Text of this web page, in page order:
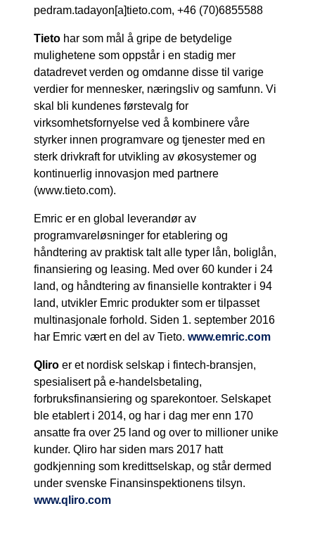
pedram.tadayon[a]tieto.com, +46 (70)6855588
Tieto har som mål å gripe de betydelige
mulighetene som oppstår i en stadig mer
datadrevet verden og omdanne disse til varige
verdier for mennesker, næringsliv og samfunn. Vi
skal bli kundenes førstevalg for
virksomhetsfornyelse ved å kombinere våre
styrker innen programvare og tjenester med en
sterk drivkraft for utvikling av økosystemer og
kontinuerlig innovasjon med partnere
(www.tieto.com).
Emric er en global leverandør av
programvareløsninger for etablering og
håndtering av praktisk talt alle typer lån, boliglån,
finansiering og leasing. Med over 60 kunder i 24
land, og håndtering av finansielle kontrakter i 94
land, utvikler Emric produkter som er tilpasset
multinasjonale forhold. Siden 1. september 2016
har Emric vært en del av Tieto. www.emric.com
Qliro er et nordisk selskap i fintech-bransjen,
spesialisert på e-handelsbetaling,
forbruksfinansiering og sparekontoer. Selskapet
ble etablert i 2014, og har i dag mer enn 170
ansatte fra over 25 land og over to millioner unike
kunder. Qliro har siden mars 2017 hatt
godkjenning som kredittselskap, og står dermed
under svenske Finansinspektionens tilsyn.
www.qliro.com